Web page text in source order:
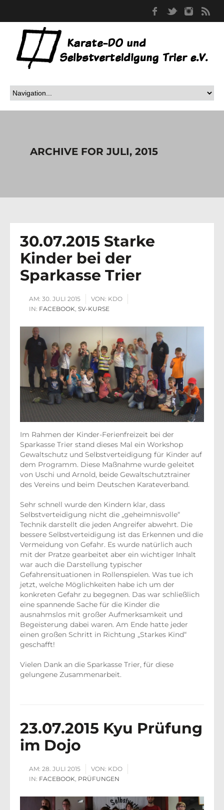
FacebookTwitter
ARCHIVE FOR JULI, 2015
30.07.2015 Starke
Kinder bei der
Sparkasse Trier
AM: 30. JULI 2015 VON: KDO
IN: FACEBOOK, SV-KURSE
Im Rahmen der Kinder-Ferienfreizeit bei der
Sparkasse Trier stand dieses Mal ein Workshop
Gewaltschutz und Selbstverteidigung für Kinder auf
dem Programm. Diese Maßnahme wurde geleitet
von Uschi und Arnold, beide Gewaltschutztrainer
des Vereins und beim Deutschen Karateverband.
Sehr schnell wurde den Kindern klar, dass
Selbstverteidigung nicht die „geheimnisvolle“
Technik darstellt die jeden Angreifer abwehrt. Die
bessere Selbstverteidigung ist das Erkennen und die
Vermeidung von Gefahr. Es wurde natürlich auch
mit der Pratze gearbeitet aber ein wichtiger Inhalt
war auch die Darstellung typischer
Gefahrensituationen in Rollenspielen. Was tue ich
jetzt, welche Möglichkeiten habe ich um der
konkreten Gefahr zu begegnen. Das war schließlich
eine spannende Sache für die Kinder die
ausnahmslos mit großer Aufmerksamkeit und
Begeisterung dabei waren. Am Ende hatte jeder
einen großen Schritt in Richtung „Starkes Kind“
geschafft!
Vielen Dank an die Sparkasse Trier, für diese
gelungene Zusammenarbeit.
23.07.2015 Kyu Prüfung
im Dojo
AM: 28. JULI 2015 VON: KDO
IN: FACEBOOK, PRÜFUNGEN